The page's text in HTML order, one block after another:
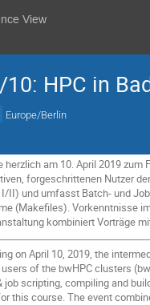
View
HPC in
Europe/Berlin
am 10. April 2019
forgeschrittenen Nutzer
II) und umfasst Batch- und
(Makefiles). Vorkenntnisse
kombiniert Vorträge
on April 10, 2019, the
of the bwHPC clusters
scripting, compiling and
this course. The event